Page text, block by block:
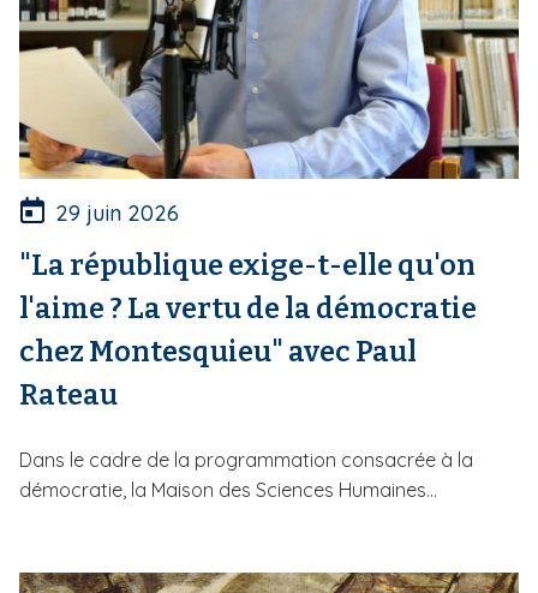
29 juin 2026
"La république exige-t-elle qu'on
l'aime ? La vertu de la démocratie
chez Montesquieu" avec Paul
Rateau
Dans le cadre de la programmation consacrée à la
démocratie, la Maison des Sciences Humaines...